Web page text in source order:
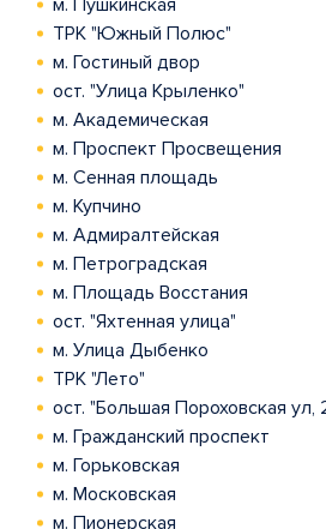
м. Пушкинская
ТРК "Южный Полюс"
м. Гостиный двор
ост. "Улица Крыленко"
м. Академическая
м. Проспект Просвещения
м. Сенная площадь
м. Купчино
м. Адмиралтейская
м. Петроградская
м. Площадь Восстания
ост. "Яхтенная улица"
м. Улица Дыбенко
ТРК "Лето"
ост. "Большая Пороховская ул,
м. Гражданский проспект
м. Горьковская
м. Московская
м. Пионерская